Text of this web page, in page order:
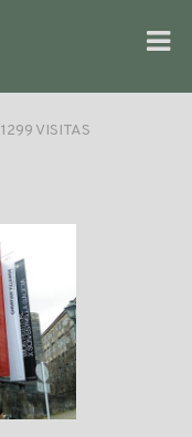
1299 VISITAS